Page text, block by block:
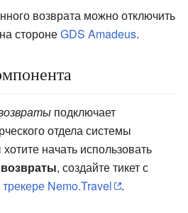
возврата можно отключить
сторонеGDS Amadeus.
подключает
отдела системы
начать использовать
, создайте тикет с
Nemo.Travel .